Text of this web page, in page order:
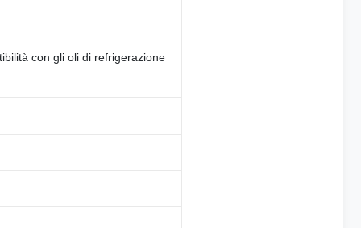
con gli oli di refrigerazione